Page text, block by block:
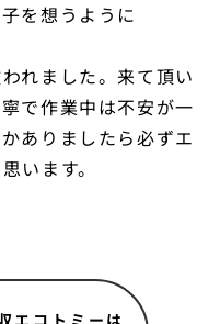
を想うように
れました。来て頂い
で作業中は不安が一
ありましたら必ずエ
います。